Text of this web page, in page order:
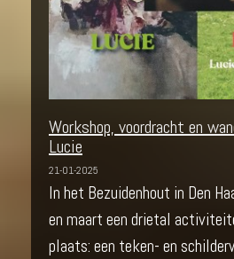
Workshop, voordracht en
Lucie
21-01-2025
In het Bezuidenhout in Den
en maart een drietal
plaats: een teken- en